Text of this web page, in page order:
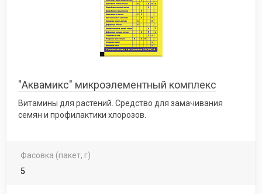
"Аквамикс" микроэлементный комплекс
Витамины для растений. Средство для замачивания
семян и профилактики хлорозов.
Фасовка (пакет, г)
5